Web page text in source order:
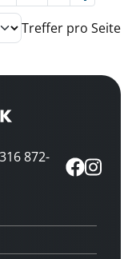
Treffer pro Seite
872-